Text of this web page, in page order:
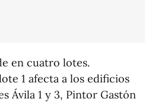
en cuatro lotes.
1 afecta a los edificios
Ávila 1 y 3, Pintor Gastón